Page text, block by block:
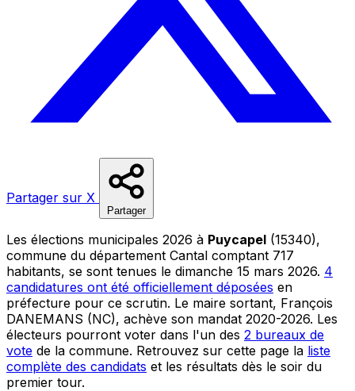
Partager sur X
Partager
Les élections municipales 2026 à Puycapel (15340),
commune du département Cantal comptant 717
habitants, se sont tenues le dimanche 15 mars 2026. 4
candidatures ont été officiellement déposées en
préfecture pour ce scrutin. Le maire sortant, François
DANEMANS (NC), achève son mandat 2020-2026. Les
électeurs pourront voter dans l'un des 2 bureaux de
vote de la commune. Retrouvez sur cette page la liste
complète des candidats et les résultats dès le soir du
premier tour.